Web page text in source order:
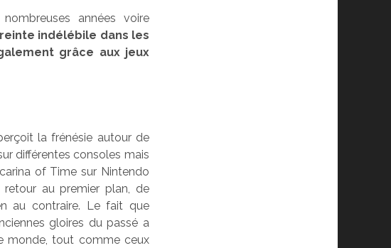
années voire
indélébile dans les
grâce aux jeux
la frénésie autour de
différentes consoles mais
of Time sur Nintendo
au premier plan, de
au contraire. Le fait que
gloires du passé a
monde, tout comme ceux